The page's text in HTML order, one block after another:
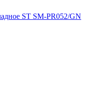
ST SM-PR052/GN